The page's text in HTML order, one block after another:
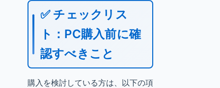
✅ チェックリス
ト：PC購入前に確
認すべきこと
購入を検討している方は、以下の項